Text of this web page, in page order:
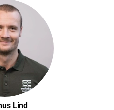
för låsning. Belastning på
kolvstänger med
inklusive ­anslutningar.
inbyggnad i befintliga
som oberoende
Lind